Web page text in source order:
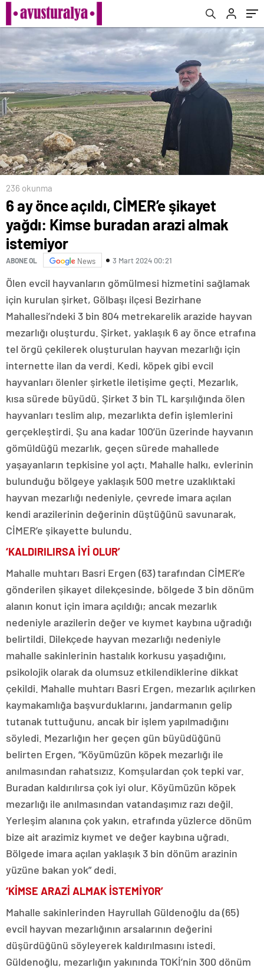
236 okunma
6 ay önce açıldı, CİMER’e şikayet
yağdı: Kimse buradan arazi almak
istemiyor
ABONE OL News 3 Mart 2024 00:21
Ölen evcil hayvanların gömülmesi hizmetini sağlamak
için kurulan şirket, Gölbaşı ilçesi Bezirhane
Mahallesi’ndeki 3 bin 804 metrekarelik arazide hayvan
mezarlığı oluşturdu. Şirket, yaklaşık 6 ay önce etrafına
tel örgü çekilerek oluşturulan hayvan mezarlığı için
internette ilan da verdi. Kedi, köpek gibi evcil
hayvanları ölenler şirketle iletişime geçti. Mezarlık,
kısa sürede büyüdü. Şirket 3 bin TL karşılığında ölen
hayvanları teslim alıp, mezarlıkta defin işlemlerini
gerçekleştirdi. Şu ana kadar 100’ün üzerinde hayvanın
gömüldüğü mezarlık, geçen sürede mahallede
yaşayanların tepkisine yol açtı. Mahalle halkı, evlerinin
bulunduğu bölgeye yaklaşık 500 metre uzaklıktaki
hayvan mezarlığı nedeniyle, çevrede imara açılan
kendi arazilerinin değerinin düştüğünü savunarak,
CİMER’e şikayette bulundu.
‘KALDIRILIRSA İYİ OLUR’
Mahalle muhtarı Basri Ergen (63) tarafından CİMER’e
gönderilen şikayet dilekçesinde, bölgede 3 bin dönüm
alanın konut için imara açıldığı; ancak mezarlık
nedeniyle arazilerin değer ve kıymet kaybına uğradığı
belirtildi. Dilekçede hayvan mezarlığı nedeniyle
mahalle sakinlerinin hastalık korkusu yaşadığını,
psikolojik olarak da olumsuz etkilendiklerine dikkat
çekildi. Mahalle muhtarı Basri Ergen, mezarlık açılırken
kaymakamlığa başvurduklarını, jandarmanın gelip
tutanak tuttuğunu, ancak bir işlem yapılmadığını
söyledi. Mezarlığın her geçen gün büyüdüğünü
belirten Ergen, “Köyümüzün köpek mezarlığı ile
anılmasından rahatsızız. Komşulardan çok tepki var.
Buradan kaldırılırsa çok iyi olur. Köyümüzün köpek
mezarlığı ile anılmasından vatandaşımız razı değil.
Yerleşim alanına çok yakın, etrafında yüzlerce dönüm
bize ait arazimiz kıymet ve değer kaybına uğradı.
Bölgede imara açılan yaklaşık 3 bin dönüm arazinin
yüzüne bakan yok” dedi.
‘KİMSE ARAZİ ALMAK İSTEMİYOR’
Mahalle sakinlerinden Hayrullah Güldenoğlu da (65)
evcil hayvan mezarlığının arsalarının değerini
düşürdüğünü söyleyerek kaldırılmasını istedi.
Güldenoğlu, mezarlığın yakınında TOKİ’nin 300 dönüm